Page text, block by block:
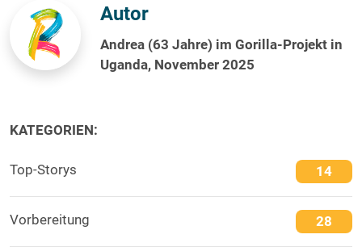
Autor
Andrea (63 Jahre) im Gorilla-Projekt in
Uganda, November 2025
KATEGORIEN:
Top-Storys 14
Vorbereitung 28